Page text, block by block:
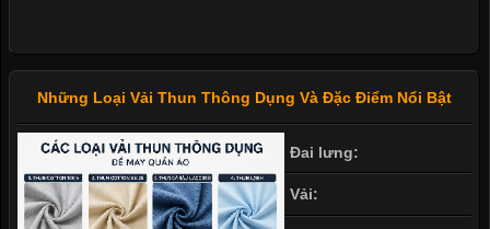
Những Loại Vải Thun Thông Dụng Và Đặc Điểm Nổi Bật
Đai lưng:
Vải: